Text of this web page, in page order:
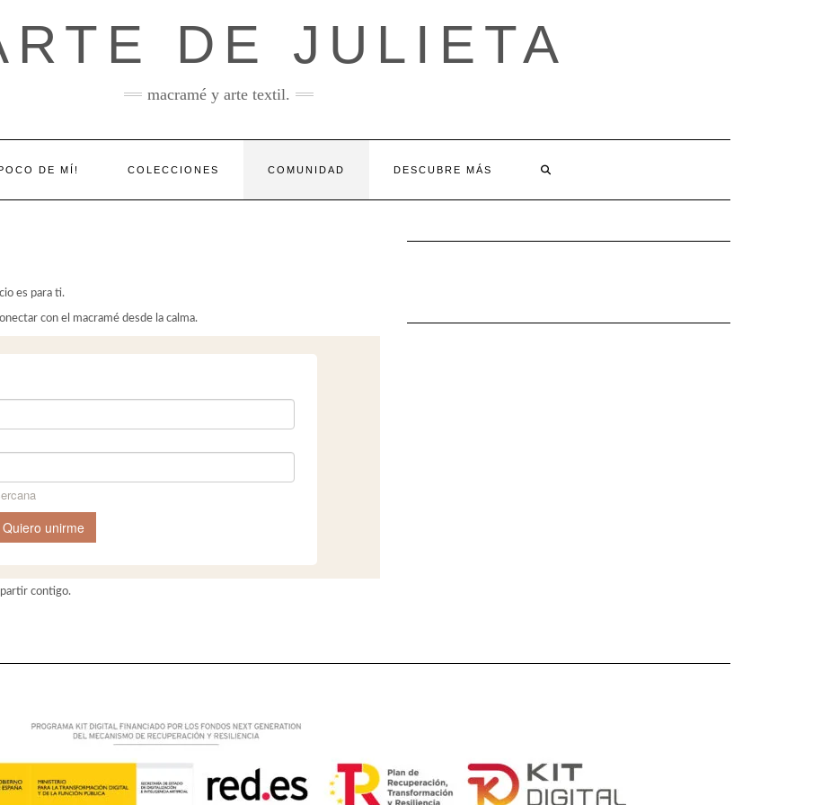
DE JULIETA
macramé y arte textil.
DE MÍ! COLECCIONES COMUNIDAD DESCUBRE MÁS
es para ti.
con el macramé desde la calma.
contigo.